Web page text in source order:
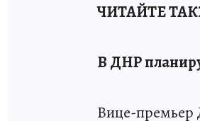
ЧИТАЙТЕ
В ДНР
Вице-премьер